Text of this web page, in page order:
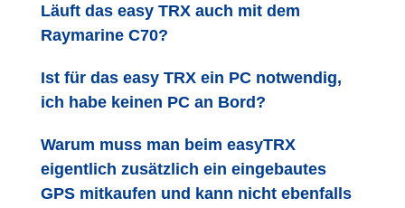
Läuft das easy TRX auch mit dem
Raymarine C70?
Ist für das easy TRX ein PC notwendig,
ich habe keinen PC an Bord?
Warum muss man beim easyTRX
eigentlich zusätzlich ein eingebautes
GPS mitkaufen und kann nicht ebenfalls